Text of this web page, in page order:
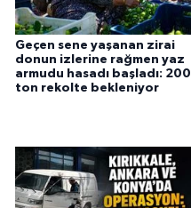
Geçen sene yaşanan zirai
donun izlerine rağmen yaz
armudu hasadı başladı: 200
ton rekolte bekleniyor